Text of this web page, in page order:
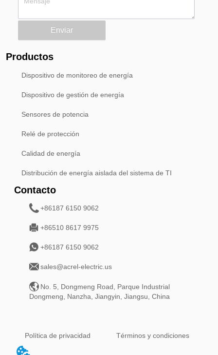
Enviar
Productos
Dispositivo de monitoreo de energía
Dispositivo de gestión de energía
Sensores de potencia
Relé de protección
Calidad de energía
Distribución de energía aislada del sistema de TI
Contacto
+86187 6150 9062
+86510 8617 9975
+86187 6150 9062
sales@acrel-electric.us
No. 5, Dongmeng Road, Parque Industrial
Dongmeng, Nanzha, Jiangyin, Jiangsu, China
Política de privacidad Términos y condiciones